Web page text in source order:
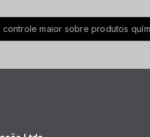
sobre produtos químicos